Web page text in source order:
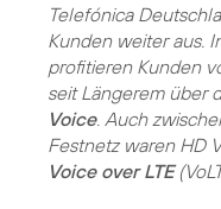
Telefónica
Kunden weiter aus.
profitieren Kunden
seit Längerem über
Voice. Auch
Festnetz waren HD
Voice over LTE